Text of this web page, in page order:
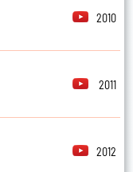
2010
2011
2012